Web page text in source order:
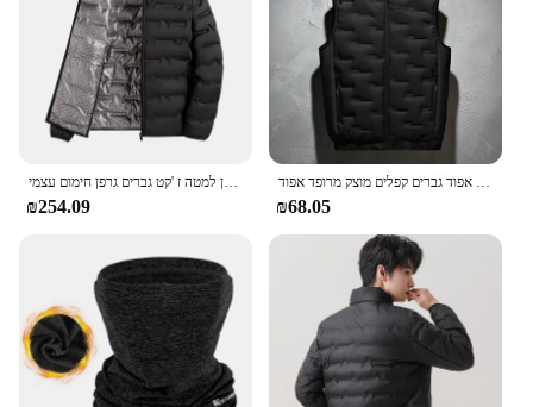
חורף לבן למטה ז 'קט גברים גרפן חימום עצמי windelpuffer קפלים לעמוד צווארון מחומם מזדמנים מעילים חמים למטה גברים
₪254.09
חורף סלעית אפוד גברים קפלים מוצק מרופד אפוד Windproof חם שרוולים Homme מזדמן חזייה לעבות מעיילי 8XL
₪68.05